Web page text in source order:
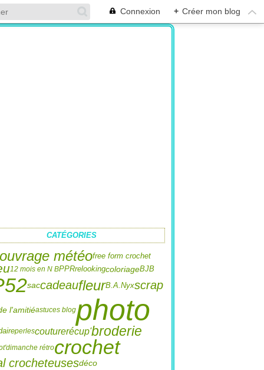
Connexion + Créer mon blog
CATÉGORIES
ouvrage météofree form crochet
12 mois en N BPPRrelookingcoloriageBJB
saccadeaufleurB.A. Nyxscrap
l'amitiéastuces blogphoto
perlescouturerécup'broderie
dimanche rétrocrochet
crocheteusesdéco